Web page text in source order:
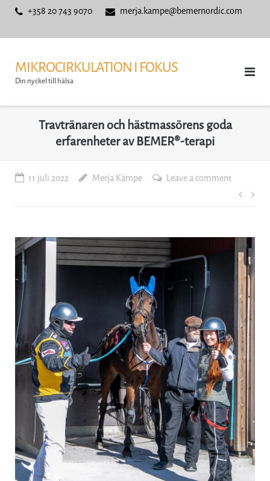
+358 20 743 9070 merja.kampe@bemernordic.com
MIKROCIRKULATION I FOKUS
Din nyckel till hälsa
Travtränaren och hästmassörens goda
erfarenheter av BEMER®-terapi
11 juli 2022 Merja Kämpe Leave a comment